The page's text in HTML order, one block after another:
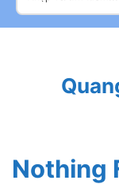
Nothing